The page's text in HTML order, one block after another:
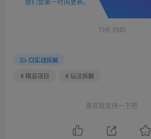
THE END
💥实战拆解
# 精品项目
# 玩法拆解
喜欢就支持一下吧